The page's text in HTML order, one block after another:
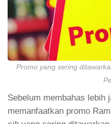
Promo yang sering
Sebelum membahas lebih
memanfaatkan promo